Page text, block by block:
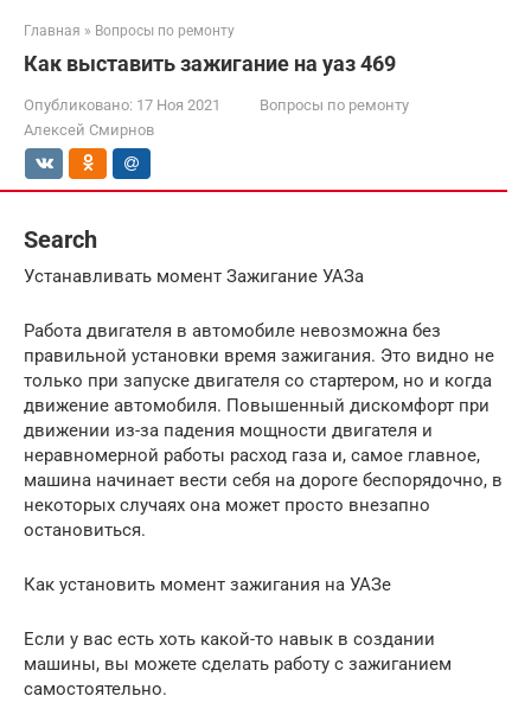
Главная » Вопросы по ремонту
Как выставить зажигание на уаз 469
Опубликовано: 17 Ноя 2021
Вопросы по ремонту
Алексей Смирнов
Search
Устанавливать момент Зажигание УАЗа
Работа двигателя в автомобиле невозможна без
правильной установки время зажигания. Это видно не
только при запуске двигателя со стартером, но и когда
движение автомобиля. Повышенный дискомфорт при
движении из-за падения мощности двигателя и
неравномерной работы расход газа и, самое главное,
машина начинает вести себя на дороге беспорядочно, в
некоторых случаях она может просто внезапно
остановиться.
Как установить момент зажигания на УАЗе
Если у вас есть хоть какой-то навык в создании
машины, вы можете сделать работу с зажиганием
самостоятельно.